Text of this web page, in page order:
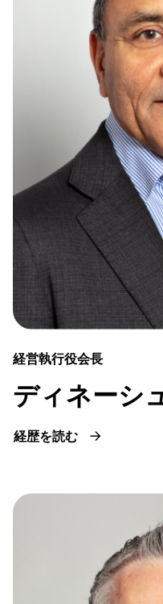
経営執行役会長
ディネーシ
経歴を読む